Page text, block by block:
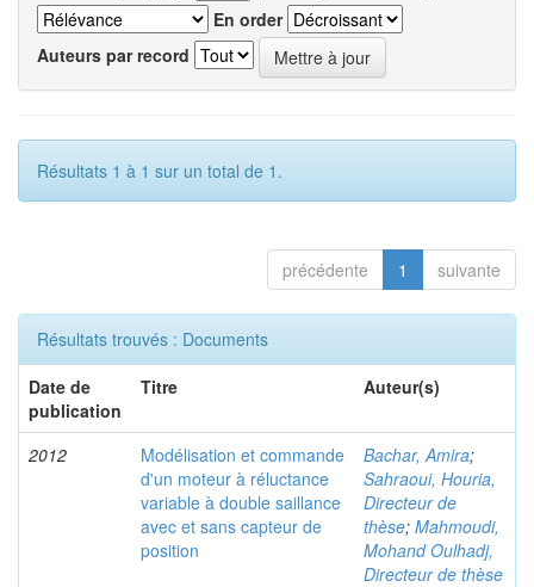
En order
Auteurs par record
Résultats 1 à 1 sur un total de 1.
précédente 1 suivante
Résultats trouvés : Documents
Date de
publication
Titre Auteur(s)
2012
Modélisation et commande
d'un moteur à réluctance
variable à double saillance
avec et sans capteur de
position
Bachar, Amira;
Sahraoui, Houria,
Directeur de
thèse; Mahmoudi,
Mohand Oulhadj,
Directeur de thèse